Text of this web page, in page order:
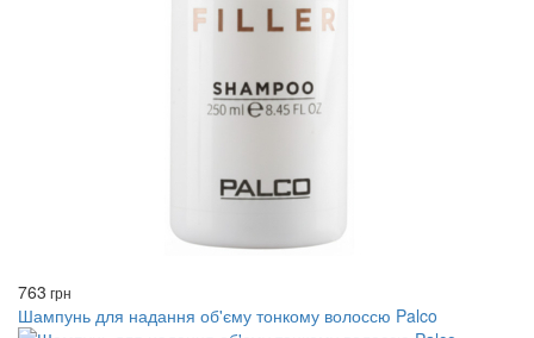
763 грн
Шампунь для надання об'єму тонкому волоссю Palco